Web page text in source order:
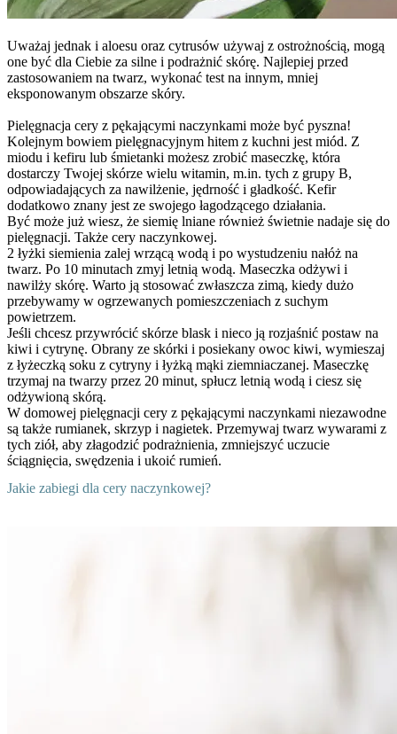
Uważaj jednak i aloesu oraz cytrusów używaj z ostrożnością, mogą
one być dla Ciebie za silne i podrażnić skórę. Najlepiej przed
zastosowaniem na twarz, wykonać test na innym, mniej
eksponowanym obszarze skóry.
Pielęgnacja cery z pękającymi naczynkami może być pyszna!
Kolejnym bowiem pielęgnacyjnym hitem z kuchni jest miód. Z
miodu i kefiru lub śmietanki możesz zrobić maseczkę, która
dostarczy Twojej skórze wielu witamin, m.in. tych z grupy B,
odpowiadających za nawilżenie, jędrność i gładkość. Kefir
dodatkowo znany jest ze swojego łagodzącego działania.
Być może już wiesz, że siemię lniane również świetnie nadaje się do
pielęgnacji. Także cery naczynkowej.
2 łyżki siemienia zalej wrzącą wodą i po wystudzeniu nałóż na
twarz. Po 10 minutach zmyj letnią wodą. Maseczka odżywi i
nawilży skórę. Warto ją stosować zwłaszcza zimą, kiedy dużo
przebywamy w ogrzewanych pomieszczeniach z suchym
powietrzem.
Jeśli chcesz przywrócić skórze blask i nieco ją rozjaśnić postaw na
kiwi i cytrynę. Obrany ze skórki i posiekany owoc kiwi, wymieszaj
z łyżeczką soku z cytryny i łyżką mąki ziemniaczanej. Maseczkę
trzymaj na twarzy przez 20 minut, spłucz letnią wodą i ciesz się
odżywioną skórą.
W domowej pielęgnacji cery z pękającymi naczynkami niezawodne
są także rumianek, skrzyp i nagietek. Przemywaj twarz wywarami z
tych ziół, aby złagodzić podrażnienia, zmniejszyć uczucie
ściągnięcia, swędzenia i ukoić rumień.
Jakie zabiegi dla cery naczynkowej?